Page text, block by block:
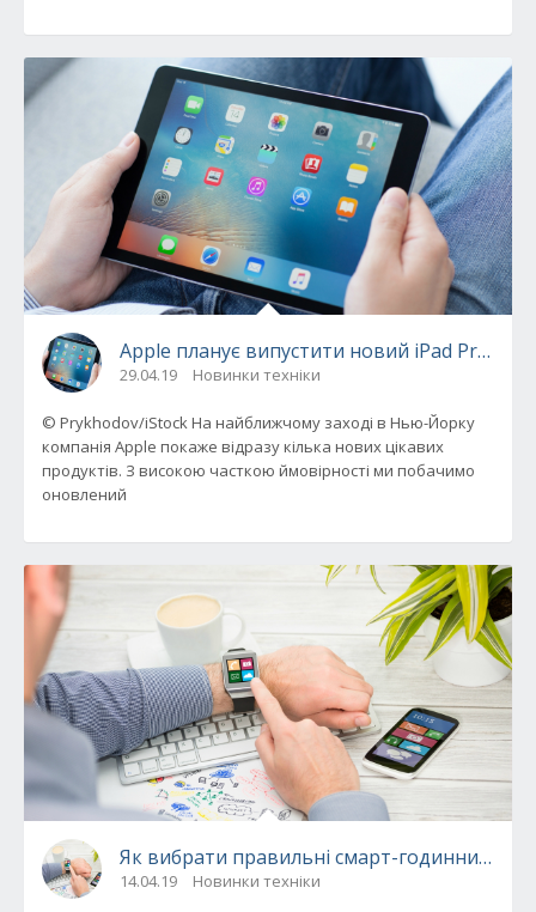
Apple планує випустити новий iPad Pro без
29.04.19 Новинки техніки
© Prykhodov/iStock На найближчому заході в Нью-Йорку
компанія Apple покаже відразу кілька нових цікавих
продуктів. З високою часткою ймовірності ми побачимо
оновлений
Як вибрати правильні смарт-годинник: гід
14.04.19 Новинки техніки